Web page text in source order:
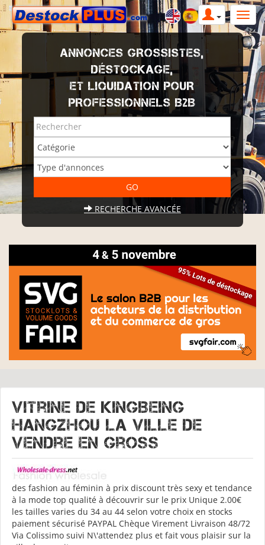
ANNONCES GROSSISTES,
DÉSTOCKAGE,
ET LIQUIDATION POUR
PROFESSIONNELS B2B
RECHERCHE AVANCÉE
Vitrine de KINGBEING
Hangzhou la ville de
vendre en gross
des fashion au féminin à prix discount très sexy et tendance
à la mode top qualité à découvrir sur le prix Unique 2.00€
les tailles varies du 34 au 44 selon votre choix en stocks
paiement sécurisé PAYPAL Chèque Virement Livraison 48/72
Via Colissimo suivi N\'attendez plus et fait vous plaisir sur la